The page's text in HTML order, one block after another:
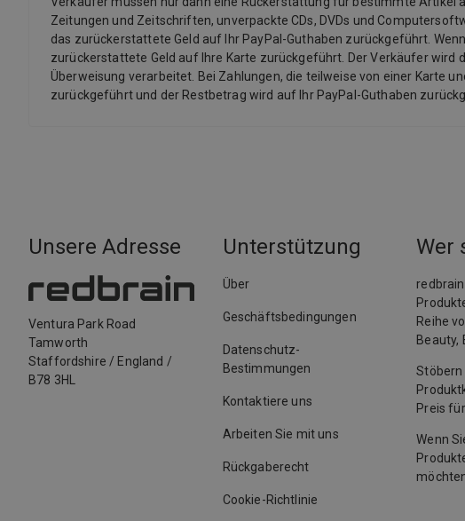
Zeitungen und Zeitschriften, unverpackte CDs, DVDs und
das zurückerstattete Geld auf Ihr PayPal-Guthaben zurückgeführt.
zurückerstattete Geld auf Ihre Karte zurückgeführt. Der Verkäufer wird
Überweisung verarbeitet. Bei Zahlungen, die teilweise von einer Karte
zurückgeführt und der Restbetrag wird auf Ihr PayPal-Guthaben
Unsere Adresse
Ventura Park Road
Tamworth
Staffordshire / England /
B78 3HL
Unterstützung
Über
Geschäftsbedingungen
Datenschutz-
Bestimmungen
Kontaktiere uns
Arbeiten Sie mit uns
Rückgaberecht
Cookie-Richtlinie
Wer
Reihe
Beauty,
Preis
Wenn